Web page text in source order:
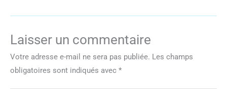
Laisser un commentaire
Votre adresse e-mail ne sera pas publiée. Les champs
obligatoires sont indiqués avec *